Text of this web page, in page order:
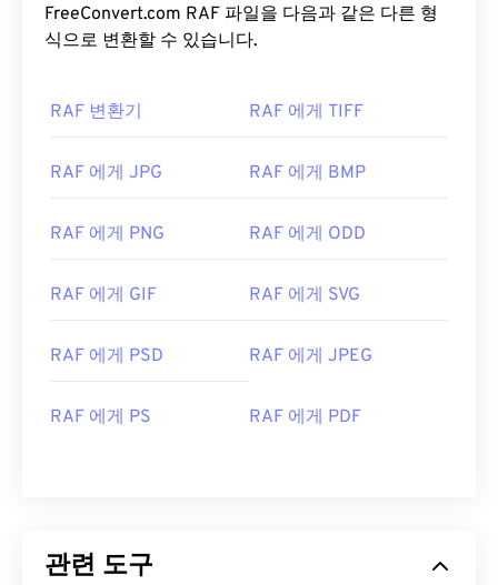
FreeConvert.com RAF 파일을 다음과 같은 다른 형
식으로 변환할 수 있습니다.
RAF 변환기 RAF 에게 TIFF
RAF 에게 JPG RAF 에게 BMP
RAF 에게 PNG RAF 에게 ODD
RAF 에게 GIF RAF 에게 SVG
RAF 에게 PSD RAF 에게 JPEG
RAF 에게 PS RAF 에게 PDF
관련 도구